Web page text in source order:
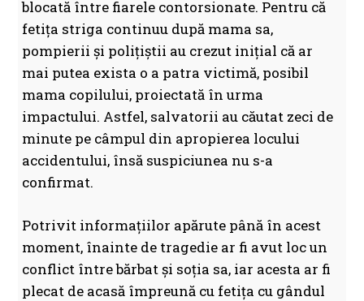
blocată între fiarele contorsionate. Pentru că
fetița striga continuu după mama sa,
pompierii și polițiștii au crezut inițial că ar
mai putea exista o a patra victimă, posibil
mama copilului, proiectată în urma
impactului. Astfel, salvatorii au căutat zeci de
minute pe câmpul din apropierea locului
accidentului, însă suspiciunea nu s-a
confirmat.
Potrivit informațiilor apărute până în acest
moment, înainte de tragedie ar fi avut loc un
conflict între bărbat și soția sa, iar acesta ar fi
plecat de acasă împreună cu fetița cu gândul